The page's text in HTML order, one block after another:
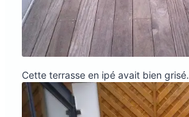
Cette terrasse en ipé avait bien grisé.